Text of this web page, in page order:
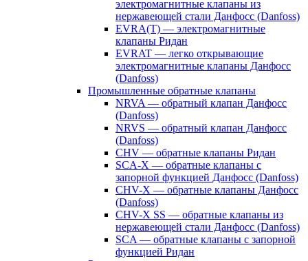
электромагнитные клапаны из
нержавеющей стали Данфосс (Danfoss)
EVRA(T) — электромагнитные
клапаны Ридан
EVRAT — легко открывающие
электромагнитные клапаны Данфосс
(Danfoss)
Промышленные обратные клапаны
NRVA — обратный клапан Данфосс
(Danfoss)
NRVS — обратный клапан Данфосс
(Danfoss)
CHV — обратные клапаны Ридан
SCA-X — обратные клапаны с
запорной функцией Данфосс (Danfoss)
CHV-X — обратные клапаны Данфосс
(Danfoss)
CHV-X SS — обратные клапаны из
нержавеющей стали Данфосс (Danfoss)
SCA — обратные клапаны с запорной
функцией Ридан